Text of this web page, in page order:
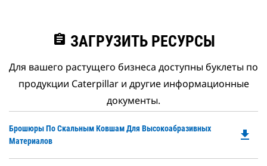
assignment ЗАГРУЗИТЬ РЕСУРСЫ
Для вашего растущего бизнеса доступны буклеты по
продукции Caterpillar и другие информационные
документы.
Брошюры По Скальным Ковшам Для Высокоабразивных
Материалов
file_download